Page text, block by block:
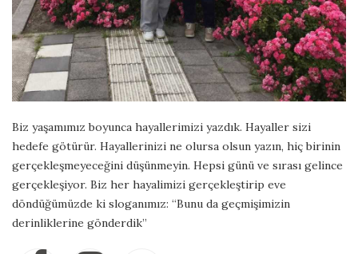
Biz yaşamımız boyunca hayallerimizi yazdık. Hayaller sizi
hedefe götürür. Hayallerinizi ne olursa olsun yazın, hiç birinin
gerçekleşmeyeceğini düşünmeyin. Hepsi günü ve sırası gelince
gerçekleşiyor. Biz her hayalimizi gerçekleştirip eve
döndüğümüzde ki sloganımız: “Bunu da geçmişimizin
derinliklerine gönderdik”